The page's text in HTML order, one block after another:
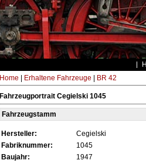
Home Erhaltene Fahrzeuge BR 42
Fahrzeugportrait Cegielski 1045
Fahrzeugstamm
Hersteller:
Cegielski
Fabriknummer:
1045
Baujahr:
1947